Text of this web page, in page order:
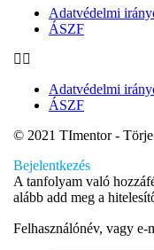
Adatvédelmi
ÁSZF
Adatvédelmi
ÁSZF
© 2021 TImentor -
Bejelentkezés
A tanfolyam való
alább add meg a
Felhasználónév, vagy e-